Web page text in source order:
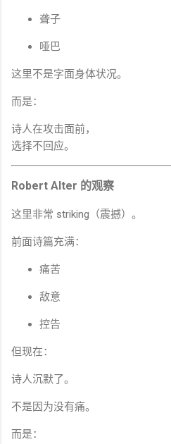
聋子
哑巴
这里不是字面身体状况。
而是：
诗人在攻击面前，
选择不回应。
Robert Alter 的观察
这里非常 striking（震撼）。
前面诗篇充满：
痛苦
敌意
控告
但现在：
诗人沉默了。
不是因为没有痛。
而是：